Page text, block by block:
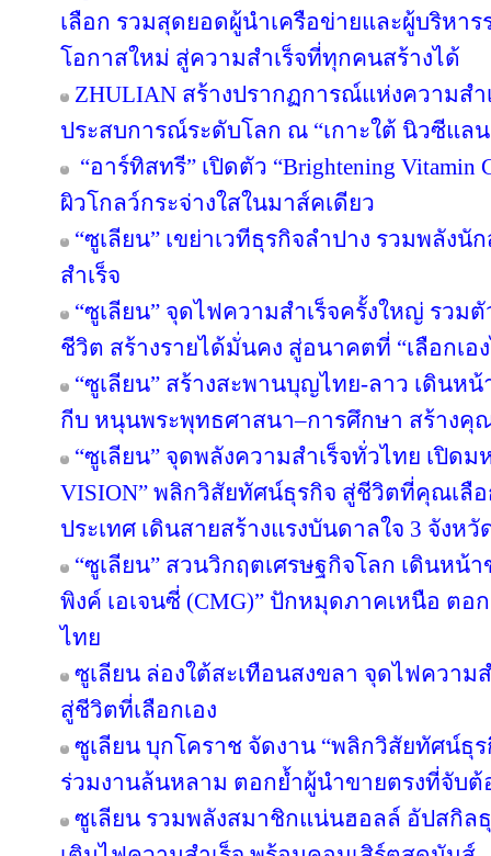
เลือก รวมสุดยอดผู้นำเครือข่ายและผู้บริหา
โอกาสใหม่ สู่ความสำเร็จที่ทุกคนสร้างได้
ZHULIAN สร้างปรากฏการณ์แห่งความสำ
ประสบการณ์ระดับโลก ณ “เกาะใต้ นิวซีแล
“อาร์ทิสทรี” เปิดตัว “Brightening Vitamin
ผิวโกลว์กระจ่างใสในมาส์คเดียว
“ซูเลียน” เขย่าเวทีธุรกิจลำปาง รวมพลัง
สำเร็จ
“ซูเลียน” จุดไฟความสำเร็จครั้งใหญ่ รว
ชีวิต สร้างรายได้มั่นคง สู่อนาคตที่ “เลือกเอ
“ซูเลียน” สร้างสะพานบุญไทย-ลาว เดินห
กีบ หนุนพระพุทธศาสนา–การศึกษา สร้างคุ
“ซูเลียน” จุดพลังความสำเร็จทั่วไทย เปิดม
VISION” พลิกวิสัยทัศน์ธุรกิจ สู่ชีวิตที่คุณเลื
ประเทศ เดินสายสร้างแรงบันดาลใจ 3 จังห
“ซูเลียน” สวนวิกฤตเศรษฐกิจโลก เดินหน้
พิงค์ เอเจนซี่ (CMG)” ปักหมุดภาคเหนือ ตอ
ไทย
ซูเลียน ล่องใต้สะเทือนสงขลา จุดไฟความ
สู่ชีวิตที่เลือกเอง
ซูเลียน บุกโคราช จัดงาน “พลิกวิสัยทัศน์ธุ
ร่วมงานล้นหลาม ตอกย้ำผู้นำขายตรงที่จับต้
ซูเลียน รวมพลังสมาชิกแน่นฮอลล์ อัปสกิ